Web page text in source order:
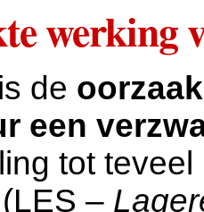
werking
de
een
tot
–